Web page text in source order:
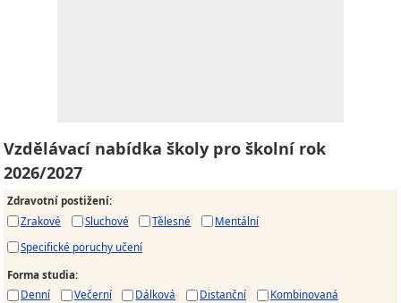
Vzdělávací nabídka školy pro školní rok
2026/2027
Zdravotní postižení:
Zrakové
Sluchové Tělesné
Mentální
Specifické poruchy učení
Forma studia:
Denní
Večerní Dálková Distanční Kombinovaná